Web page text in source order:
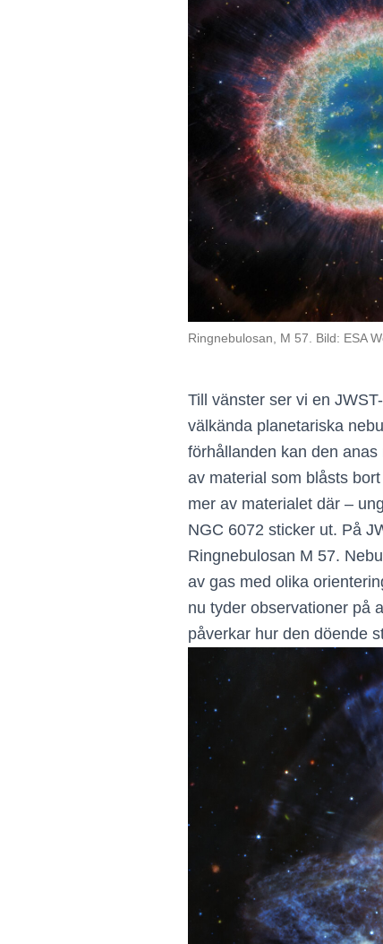
Ringnebulosan, M 57. Bild: ESA
Till vänster ser vi en
välkända planetariska
förhållanden kan den
av material som blåsts
mer av materialet där –
NGC 6072 sticker ut. På
Ringnebulosan M 57.
av gas med olika
nu tyder observationer på
påverkar hur den döende